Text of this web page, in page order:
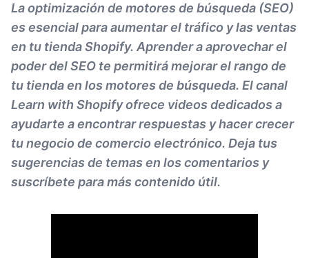
La optimización de motores de búsqueda (SEO)
es esencial para aumentar el tráfico y las ventas
en tu tienda Shopify. Aprender a aprovechar el
poder del SEO te permitirá mejorar el rango de
tu tienda en los motores de búsqueda. El canal
Learn with Shopify ofrece videos dedicados a
ayudarte a encontrar respuestas y hacer crecer
tu negocio de comercio electrónico. Deja tus
sugerencias de temas en los comentarios y
suscríbete para más contenido útil.